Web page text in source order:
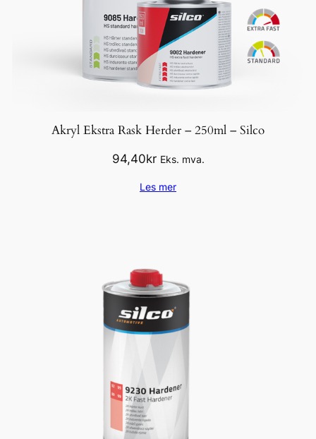
Akryl Ekstra Rask Herder – 250ml – Silco
94,40kr Eks. mva.
Les mer